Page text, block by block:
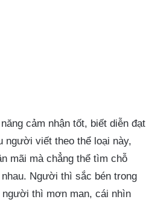
cảm nhận tốt, biết diễn đạt
người viết theo thể loại này,
mãi mà chẳng thể tìm chỗ
Người thì sắc bén trong
thì mơn man, cái nhìn